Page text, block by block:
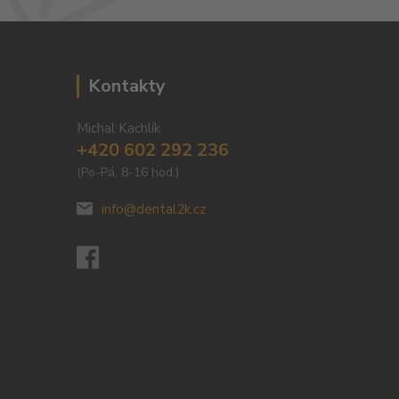
Kontakty
Michal Kachlík
+420 602 292 236
(Po-Pá, 8-16 hod.)
info@dental2k.cz